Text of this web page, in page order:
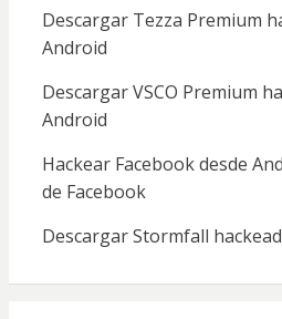
Descargar Tezza Premium
Android
Descargar VSCO Premium
Android
Hackear Facebook desde
de Facebook
Descargar Stormfall